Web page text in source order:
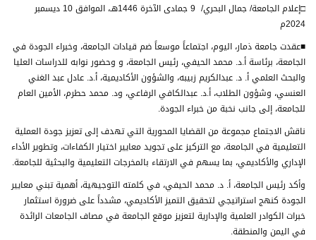
□إعلام الجامعة/ جمال البحري/ 9 جمادى الآخرة 1446هـ، الموافق 10 ديسمبر
2024م
■عقدت جامعة ذمار، اليوم، اجتماعاً موسعاً ضم قيادات الجامعة، وخبراء الجودة في
الجامعة، برئاسة أ.د. محمد الحيفي، رئيس الجامعة، و وحضور نوابه للدراسات العليا
والبحث العلمي أ. د. عبدالكريم زبيبه، والشؤون الأكاديمية، أ.د. عادل عبد الغني
العنسي، وشؤون الطلاب، أ.د. عبدالكافي الرفاعي، ود. محمد حطرم، الأمين العام
للجامعة، إلى جانب نخبة من خبراء الجودة.
ناقش الاجتماع مجموعة من القضايا المحورية التي تهدف إلى تعزيز جودة العملية
التعليمية في الجامعة، مع التركيز على تجويد معايير اختيار الكفاءات، وتطوير الأداء
الإداري والأكاديمي، بما يسهم في الارتقاء بالمخرجات التعليمية والبحثية للجامعة.
وأكد رئيس الجامعة، أ. د. محمد الحيفي، في كلمته التوجيهية، أهمية تبني معايير
الجودة كنهج استراتيجي لتحقيق التميز الأكاديمي، مشدداً على ضرورة استثمار
خبرات الكوادر العلمية والإدارية لتعزيز موقع الجامعة في مصاف الجامعات الرائدة
في اليمن والمنطقة.